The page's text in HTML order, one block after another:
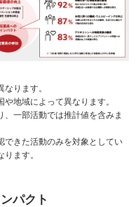
ります。
地域によって異なります。
一部活動では推計値を含みま
できた活動のみを対象としてい
ます。
パクト